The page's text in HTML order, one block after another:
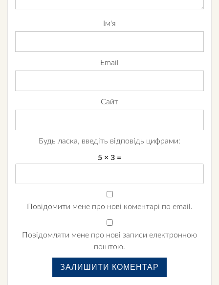
Ім'я
Email
Сайт
Будь ласка, введіть відповідь цифрами:
5 × 3 =
Повідомити мене про нові коментарі по email.
Повідомляти мене про нові записи електронною
поштою.